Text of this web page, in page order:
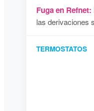
Fuga en Refnet:
las derivaciones
TERMOSTATOS